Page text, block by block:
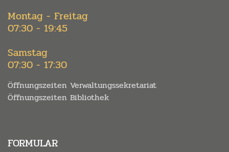
Montag - Freitag
07:30 - 19:45
Samstag
07:30 - 17:30
Öffnungszeiten Verwaltungssekretariat
Öffnungszeiten Bibliothek
FORMULAR